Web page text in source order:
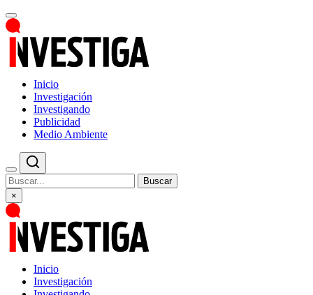
Inicio
Investigación
Investigando
Publicidad
Medio Ambiente
Buscar
×
Inicio
Investigación